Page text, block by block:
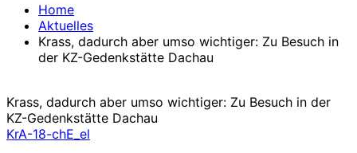
Home
Aktuelles
Krass, dadurch aber umso wichtiger: Zu Besuch in
der KZ-Gedenkstätte Dachau
Krass, dadurch aber umso wichtiger: Zu Besuch in der
KZ-Gedenkstätte Dachau
KrA-18-chE_el